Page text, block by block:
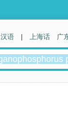
汉语 | 上海话 广